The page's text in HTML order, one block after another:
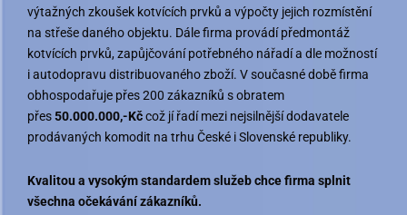
výtažných zkoušek kotvících prvků a výpočty jejich rozmístění
na střeše daného objektu. Dále firma provádí předmontáž
kotvících prvků, zapůjčování potřebného nářadí a dle možností
i autodopravu distribuovaného zboží. V současné době firma
obhospodařuje přes 200 zákazníků s obratem
přes50.000.000,-Kčcož jí řadí mezi nejsilnější dodavatele
prodávaných komodit na trhu České i Slovenské republiky.
Kvalitou a vysokým standardem služeb chce firma splnit
všechna očekávání zákazníků.